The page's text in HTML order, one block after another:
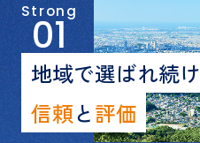
Strong
01
地域で選ばれ続
信頼と評価